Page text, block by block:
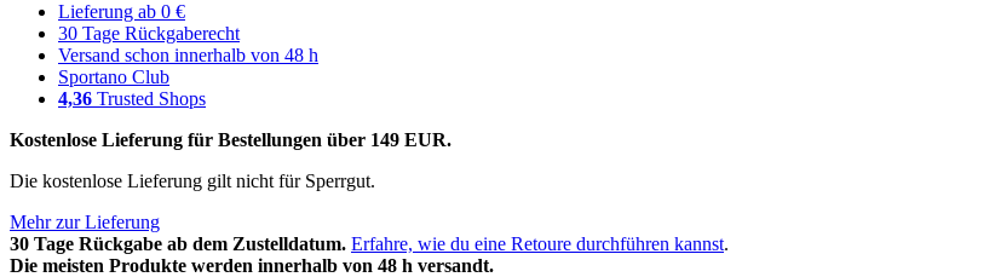
Lieferung ab 0 €
30 Tage Rückgaberecht
Versand schon innerhalb von 48 h
Sportano Club
4,36 Trusted Shops
Kostenlose Lieferung für Bestellungen über 149 EUR.
Die kostenlose Lieferung gilt nicht für Sperrgut.
Mehr zur Lieferung
30 Tage Rückgabe ab dem Zustelldatum. Erfahre, wie du eine Retoure durchführen kannst.
Die meisten Produkte werden innerhalb von 48 h versandt.